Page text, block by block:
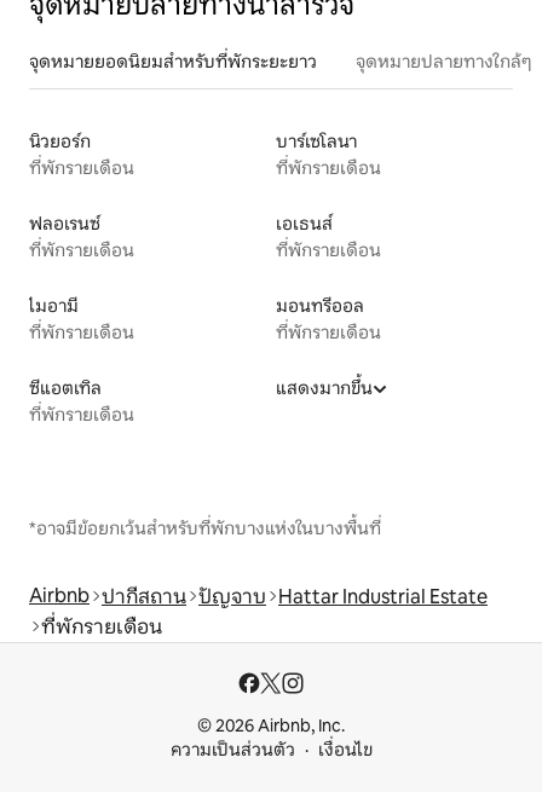
จุดหมายยอดนิยมสำหรับที่พักระยะยาว จุดหมายปลายทางใกล้ๆ
นิวยอร์ก
ที่พักรายเดือน
บาร์เซโลนา
ที่พักรายเดือน
ฟลอเรนซ์
ที่พักรายเดือน
เอเธนส์
ที่พักรายเดือน
ไมอามี
ที่พักรายเดือน
มอนทรีออล
ที่พักรายเดือน
ซีแอตเทิล
ที่พักรายเดือน
แสดงมากขึ้น
*อาจมีข้อยกเว้นสำหรับที่พักบางแห่งในบางพื้นที่
Airbnb ปากีสถาน ปัญจาบ Hattar Industrial Estate
ที่พักรายเดือน
© 2026 Airbnb, Inc.
ความเป็นส่วนตัว
เงื่อนไข